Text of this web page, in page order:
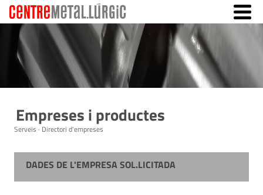
Empreses i productes
Serveis · Directori d'empreses
DADES DE L'EMPRESA SOL.LICITADA